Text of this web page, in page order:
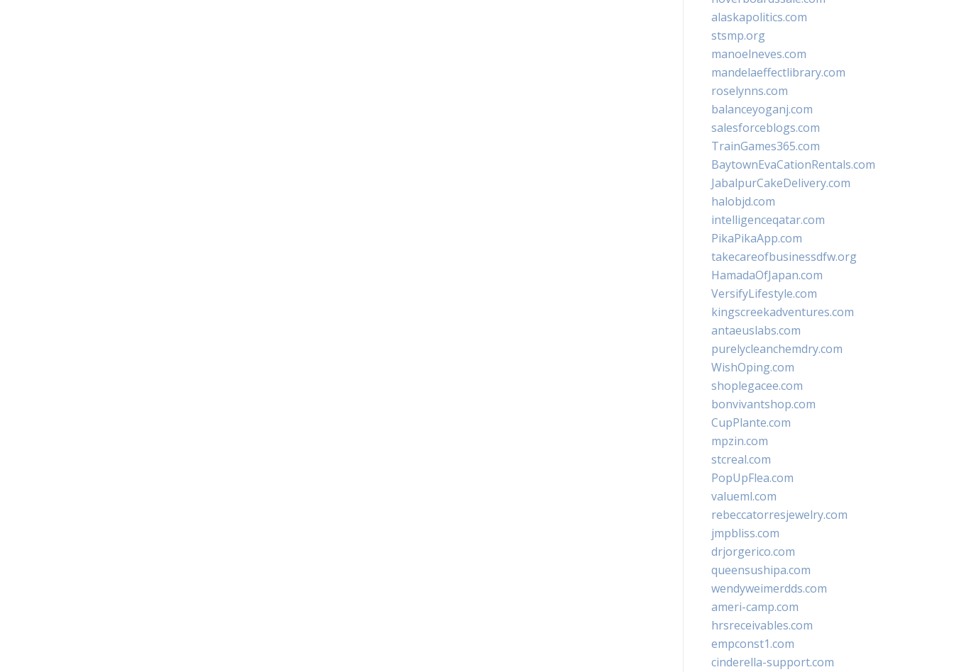
alaskapolitics.com
stsmp.org
manoelneves.com
mandelaeffectlibrary.com
roselynns.com
balanceyoganj.com
salesforceblogs.com
TrainGames365.com
BaytownEvaCationRentals.com
JabalpurCakeDelivery.com
halobjd.com
intelligenceqatar.com
PikaPikaApp.com
takecareofbusinessdfw.org
HamadaOfJapan.com
VersifyLifestyle.com
kingscreekadventures.com
antaeuslabs.com
purelycleanchemdry.com
WishOping.com
shoplegacee.com
bonvivantshop.com
CupPlante.com
mpzin.com
stcreal.com
PopUpFlea.com
valueml.com
rebeccatorresjewelry.com
jmpbliss.com
drjorgerico.com
queensushipa.com
wendyweimerdds.com
ameri-camp.com
hrsreceivables.com
empconst1.com
cinderella-support.com